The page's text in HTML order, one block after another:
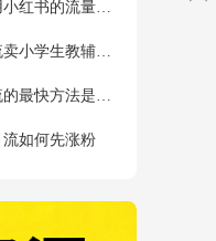
如何通过公益赠书，利用小红书的流量被动添加微信好
如何利用抖音小红书引流卖小学生教辅资料，长久稳定
【引流课堂】小红书引流的最快方法是什么，如何引流
流如何先涨粉